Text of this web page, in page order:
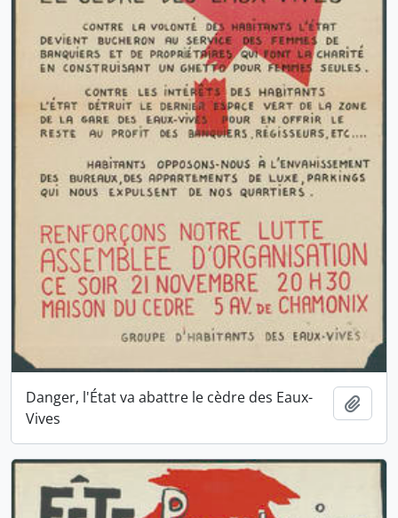
Danger, l'État va abattre le cèdre des Eaux-
Vives